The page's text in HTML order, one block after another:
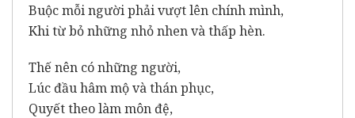
Buộc mỗi người phải vượt lên chính mình,
Khi từ bỏ những nhỏ nhen và thấp hèn.
Thế nên có những người,
Lúc đầu hâm mộ và thán phục,
Quyết theo làm môn đệ,